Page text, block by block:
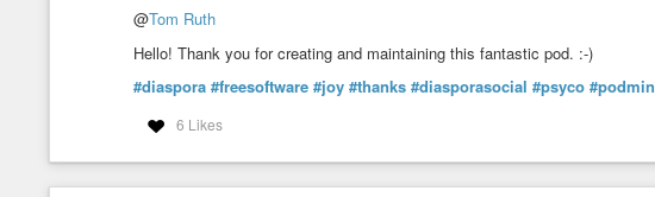
@Tom Ruth
Hello! Thank you for creating and maintaining this fantastic pod. :-)
#diaspora #freesoftware #joy #thanks #diasporasocial #psyco #podmin
6 Likes